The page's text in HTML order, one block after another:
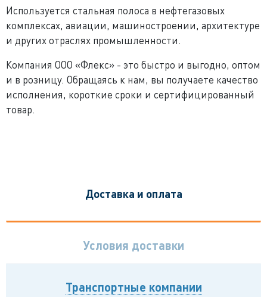
Используется стальная полоса в нефтегазовых
комплексах, авиации, машиностроении, архитектуре
и других отраслях промышленности.
Компания ООО «Флекс» - это быстро и выгодно, оптом
и в розницу. Обращаясь к нам, вы получаете качество
исполнения, короткие сроки и сертифицированный
товар.
Доставка и оплата
Условия доставки
Транспортные компании